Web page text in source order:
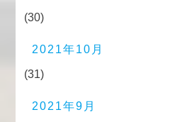
(30)
2021年10月
(31)
2021年9月